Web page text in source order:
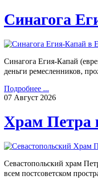
Синагога
Синагога Егия-Капай
деньги ремесленников,
Подробнее ...
07 Август 2026
Храм Петра
Севастопольский храм
всем постсоветском